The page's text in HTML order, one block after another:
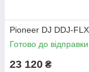
Pioneer DJ DDJ-
Готово до відправки
23 120 ₴